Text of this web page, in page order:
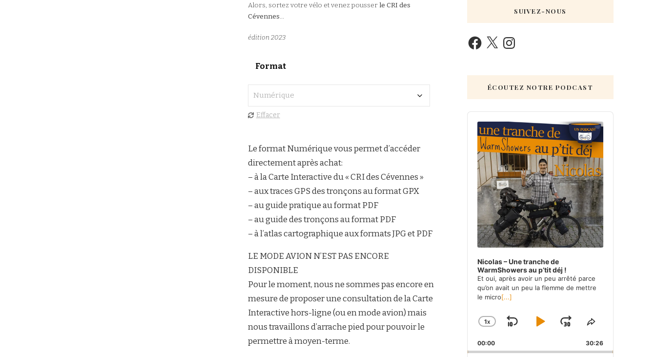
Alors, sortez votre vélo et venez pousserle CRI des
Cévennes…
édition 2023
Format
Effacer
Le format Numérique vous permet d’accéder
directement après achat:
– à la Carte Interactive du « CRI des Cévennes »
– aux traces GPS des tronçons au format GPX
– au guide pratique au format PDF
– au guide des tronçons au format PDF
– à l’atlas cartographique aux formats JPG et PDF
LE MODE AVION N’EST PAS ENCORE
DISPONIBLE
Pour le moment, nous ne sommes pas encore en
mesure de proposer une consultation de la Carte
Interactive hors-ligne (ou en mode avion) mais
nous travaillons d’arrache pied pour pouvoir le
permettre à moyen-terme.
SUIVEZ-NOUS
ÉCOUTEZ NOTRE PODCAST
Audio
Player
Nicolas – Une tranche de
WarmShowers au p’tit déj !
Et oui, après avoir un peu arrêté parce
qu’on avait un peu la flemme de mettre
le micro[...]
CHANGE
RATE
1X
SKIP
BACKWARD
PLAY
PAUSE
JUMP
FORWARD
SHARE
EPISODE
00:00 30:26